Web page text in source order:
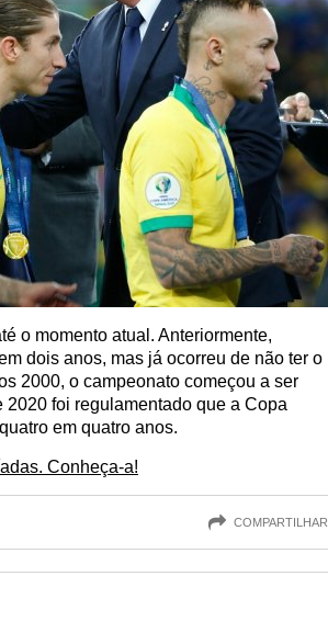
o momento atual. Anteriormente,
dois anos, mas já ocorreu de não ter o
2000, o campeonato começou a ser
2020 foi regulamentado que a Copa
em quatro anos.
Conheça-a!
COMPARTILHAR